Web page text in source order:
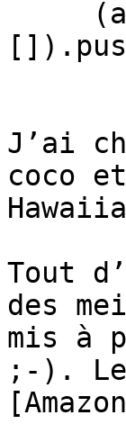
J’ai
coco
Tout
des
mis à
;-).